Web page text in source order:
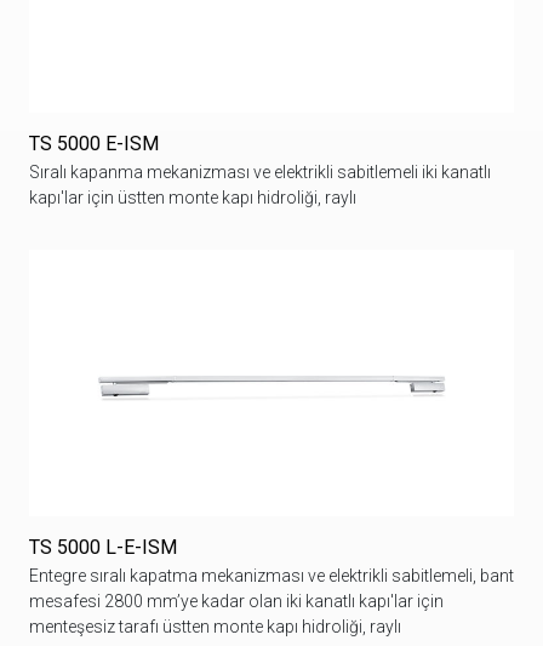
TS 5000 E-ISM
Sıralı kapanma mekanizması ve elektrikli sabitlemeli iki kanatlı
kapı'lar için üstten monte kapı hidroliği, raylı
TS 5000 L-E-ISM
Entegre sıralı kapatma mekanizması ve elektrikli sabitlemeli, bant
mesafesi 2800 mm’ye kadar olan iki kanatlı kapı'lar için
menteşesiz tarafı üstten monte kapı hidroliği, raylı